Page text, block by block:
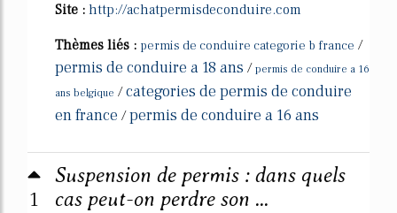
Site : http://achatpermisdeconduire.com
Thèmes liés : permis de conduire categorie b france /
permis de conduire a 18 ans / permis de conduire a 16
ans belgique /categories de permis de conduire
en france /permis de conduire a 16 ans
1
Suspension de permis : dans quels
cas peut-on perdre son ...